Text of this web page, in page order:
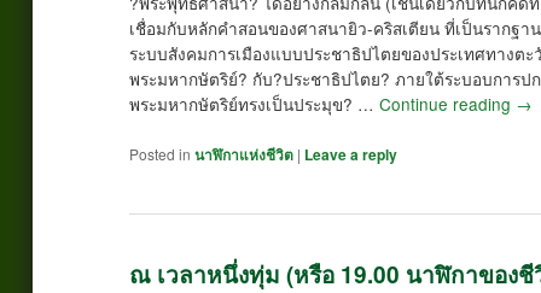
เชื่อมกับหลักคำสอนของศาสนายิว-คริสเตียน ที่เป็นรากฐ
ระบบสังคมการเมืองแบบประชาธิปไตยของประเทศทาง
พระมหากษัตริย์? กับ?ประชาธิปไตย? ภายใต้ระบอบการ
พระมหากษัตริย์ทรงเป็นประมุข? …Continue reading →
Posted in นาฬิกาแห่งชีวิต | Leave a reply
ณ เวลาหนึ่งทุ่ม (หรือ 19.00 นาฬิกาของ